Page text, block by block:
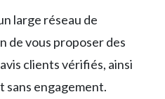
large réseau de
de vous proposer des
clients vérifiés, ainsi
sans engagement.